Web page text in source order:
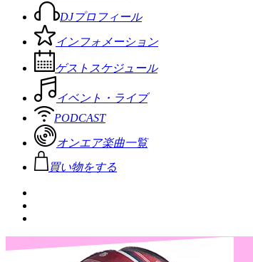
DJプロフィール
インフォメーション
ゲストスケジュール
イベント・ライブ
PODCAST
オンエア楽曲一覧
買い物をする